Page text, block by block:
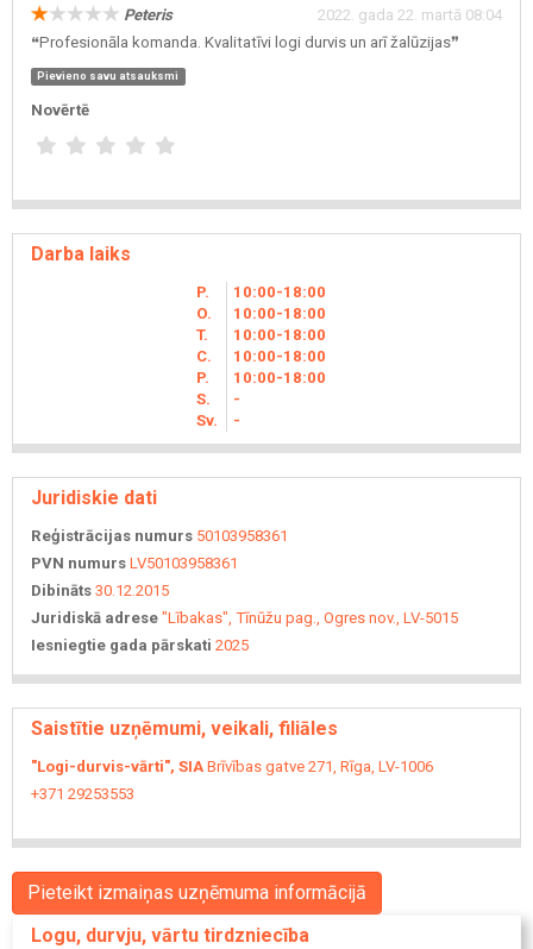
Peteris
2022. gada 22. martā 08:04
❝Profesionāla komanda. Kvalitatīvi logi durvis un arī žalūzijas❞
Pievieno savu atsauksmi
Novērtē
Darba laiks
P. 10 00-18 00
O.
10 00-18 00
T.
10 00-18 00
C.
10 00-18 00
P.
10 00-18 00
S.
-
Sv.
-
Juridiskie dati
Reģistrācijas numurs 50103958361
PVN numurs LV50103958361
Dibināts 30.12.2015
Juridiskā adrese "Lībakas", Tīnūžu pag., Ogres nov., LV-5015
Iesniegtie gada pārskati 2025
Saistītie uzņēmumi, veikali, filiāles
"Logi-durvis-vārti", SIA Brīvības gatve 271, Rīga, LV-1006
+371 29253553
Pieteikt izmaiņas uzņēmuma informācijā
Logu, durvju, vārtu tirdzniecība